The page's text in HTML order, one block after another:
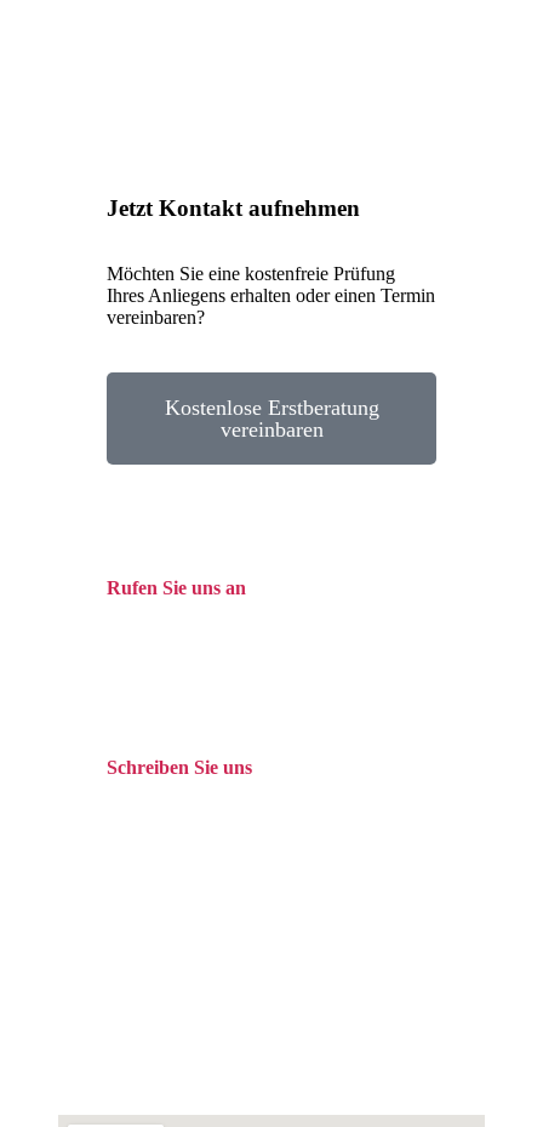
Jetzt Kontakt aufnehmen
Möchten Sie eine kostenfreie Prüfung
Ihres Anliegens erhalten oder einen Termin
vereinbaren?
Kostenlose Erstberatung
vereinbaren
Rufen Sie uns an
Schreiben Sie uns